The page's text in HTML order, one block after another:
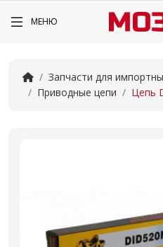
МЕНЮ
Запчасти для
Приводные цепи
Цепь